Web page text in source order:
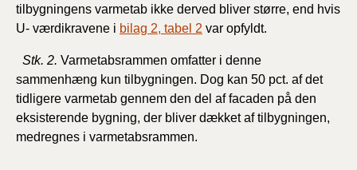
tilbygningens varmetab ikke derved bliver større, end hvis
U- værdikravene i bilag 2, tabel 2 var opfyldt.
Stk. 2. Varmetabsrammen omfatter i denne
sammenhæng kun tilbygningen. Dog kan 50 pct. af det
tidligere varmetab gennem den del af facaden på den
eksisterende bygning, der bliver dækket af tilbygningen,
medregnes i varmetabsrammen.